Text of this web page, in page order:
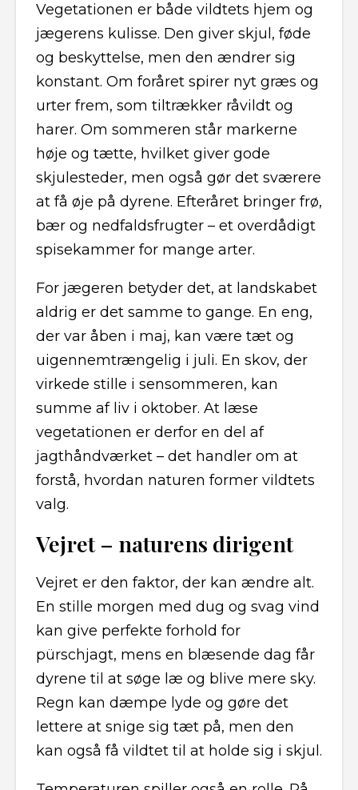
Vegetationen er både vildtets hjem og
jægerens kulisse. Den giver skjul, føde
og beskyttelse, men den ændrer sig
konstant. Om foråret spirer nyt græs og
urter frem, som tiltrækker råvildt og
harer. Om sommeren står markerne
høje og tætte, hvilket giver gode
skjulesteder, men også gør det sværere
at få øje på dyrene. Efteråret bringer frø,
bær og nedfaldsfrugter – et overdådigt
spisekammer for mange arter.
For jægeren betyder det, at landskabet
aldrig er det samme to gange. En eng,
der var åben i maj, kan være tæt og
uigennemtrængelig i juli. En skov, der
virkede stille i sensommeren, kan
summe af liv i oktober. At læse
vegetationen er derfor en del af
jagthåndværket – det handler om at
forstå, hvordan naturen former vildtets
valg.
Vejret – naturens dirigent
Vejret er den faktor, der kan ændre alt.
En stille morgen med dug og svag vind
kan give perfekte forhold for
pürschjagt, mens en blæsende dag får
dyrene til at søge læ og blive mere sky.
Regn kan dæmpe lyde og gøre det
lettere at snige sig tæt på, men den
kan også få vildtet til at holde sig i skjul.